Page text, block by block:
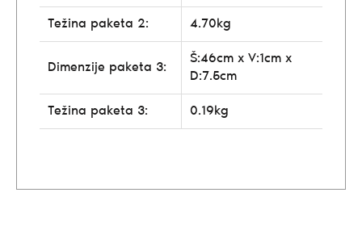
Težina paketa 2: 4.70kg
Dimenzije paketa 3:
Š:46cm x V:1cm x
D:7.5cm
Težina paketa 3: 0.19kg